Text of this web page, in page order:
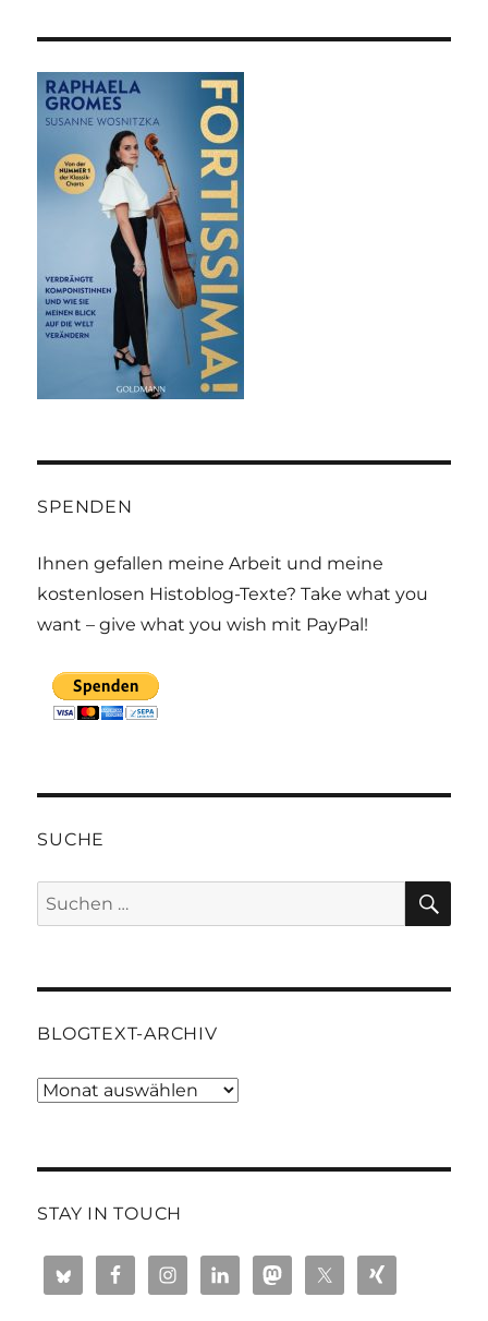
SPENDEN
Ihnen gefallen meine Arbeit und meine
kostenlosen Histoblog-Texte? Take what you
want – give what you wish mit PayPal!
SUCHE
Suchen
nach:
BLOGTEXT-ARCHIV
Blogtext-
STAY IN TOUCH